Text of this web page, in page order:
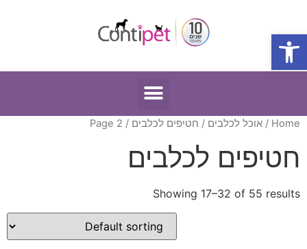
פתח סרגל נגישות
Home
/ אוכל לכלבים / חטיפים לכלבים / Page 2
חטיפים לכלבים
Showing 17–32 of 55 results